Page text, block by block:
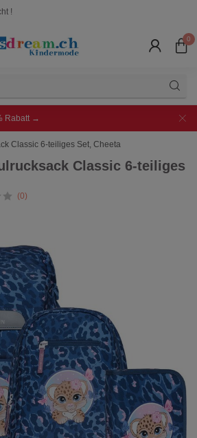
!
0
Rabatt →
Classic 6-teiliges Set, Cheeta
Classic 6-teiliges
(0)